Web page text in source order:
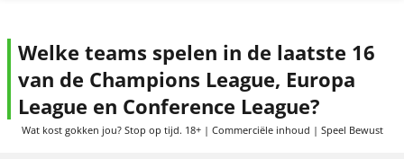
Welke teams spelen in de laatste 16
van de Champions League, Europa
League en Conference League?
Wat kost gokken jou? Stop op tijd. 18+ | Commerciële inhoud | Speel Bewust